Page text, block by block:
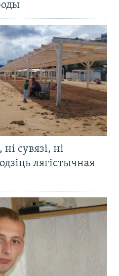
ні сувязі, ні
лягістычная